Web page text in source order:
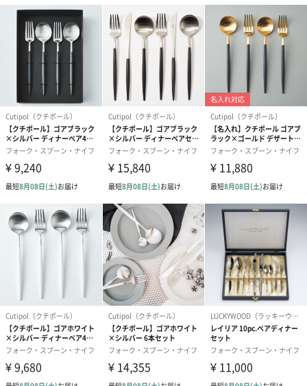
生花
生花のブーケを同梱します。
※9-15時にご注文いただく場合、最短のお届け可能日が通常より
も1日遅くなります。
シーズンブーケ（ひま
わり）（1,880円）
ブーケ（ホワイトグリ
ーン）（1,650円）
ブーケ（ピン
（1,650円）
ドライフラワー・プリザーブドフラワー
自然のお花で作ったドライフラワー・プリザーブドフラワーを同
梱します。
一部花材が写真と異なる場合がございます。予めご了承くださ
い。パッケージに入れてお届けします。